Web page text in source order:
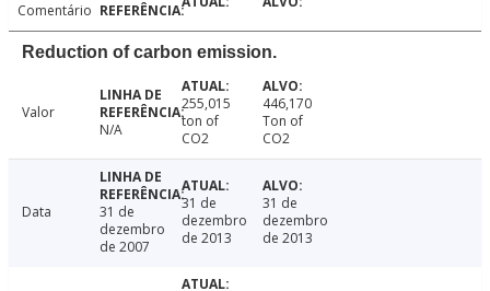
Comentário
Reduction of carbon emission.
Valor
N/A
255,015
ton of
CO2
446,170
Ton of
CO2
Data
31 de
dezembro
de 2007
31 de
dezembro
de 2013
31 de
dezembro
de 2013